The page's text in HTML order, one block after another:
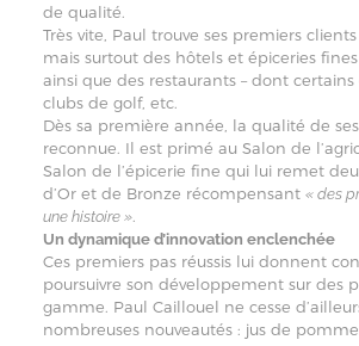
de qualité.
Très vite, Paul trouve ses premiers
mais surtout des hôtels et épiceries
ainsi que des restaurants – dont certains
clubs de golf, etc.
Dès sa première année, la qualité de
reconnue. Il est primé au Salon de
Salon de l’épicerie fine qui lui remet
d’Or et de Bronze récompensant « des
une histoire ».
Un dynamique d’innovation enclenchée
Ces premiers pas réussis lui donnent
poursuivre son développement sur des
gamme. Paul Caillouel ne cesse
nombreuses nouveautés : jus de